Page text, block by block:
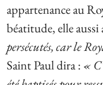
appartenance au
béatitude, elle
persécutés, car le
Saint Paul dira : «